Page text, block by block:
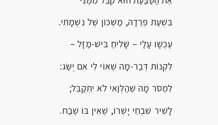
בִּשְׁעַת פְּרֵדָה, מַשְׁכּוֹן שֶׁל נִשְׁמָתִי.
עַכְשָׁו עָלַי – שָׁלִיחַ בִּישׁ-מַזָּל –
לִקְנוֹת דְּבַר-מָה שֶׁאוֹי לִי אִם יֻשַּׂג:
לִמְסֹר מָה שֶׁהַלְּוַאי לֹא יִתְקַבֵּל;
לָשִׁיר שִׁבְחֵי יָשְׁרוֹ, שֶׁאֵין בּוֹ שֶׁבַח.